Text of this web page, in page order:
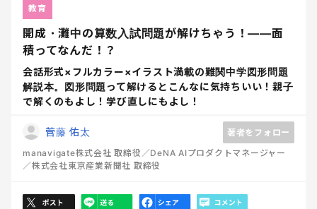
開成・灘中の算数入試問題が解けちゃう！――面
積ってなんだ！？
会話形式×フルカラー×イラスト満載の難関中学図形問題
解説本。図形問題って解けるとこんなに気持ちいい！親子
で解くのもよし！学び直しにもよし！
教育
菅藤 佑太
著者をフォロー
manavigate株式会社 取締役／DeNA AIプロダクトマネージャー
／株式会社東京産業新聞社 取締役